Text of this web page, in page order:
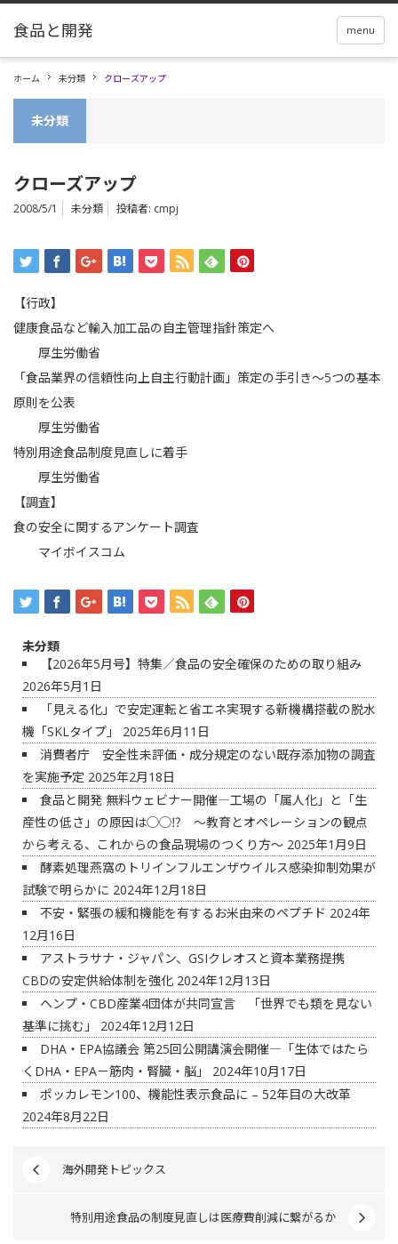
menu
ホーム 未分類 クローズアップ
未分類
クローズアップ
2008/5/1 未分類 投稿者: cmpj
【行政】
健康食品など輸入加工品の自主管理指針策定へ
厚生労働省
「食品業界の信頼性向上自主行動計画」策定の手引き～5つの基本
原則を公表
厚生労働省
特別用途食品制度見直しに着手
厚生労働省
【調査】
食の安全に関するアンケート調査
マイボイスコム
未分類
【2026年5月号】特集／食品の安全確保のための取り組み
2026年5月1日
「見える化」で安定運転と省エネ実現する新機構搭載の脱水
機「SKLタイプ」
2025年6月11日
消費者庁 安全性未評価・成分規定のない既存添加物の調査
を実施予定 2025年2月18日
食品と開発 無料ウェビナー開催―工場の「属人化」と「生
産性の低さ」の原因は◯◯⁉ ～教育とオペレーションの観点
から考える、これからの食品現場のつくり方～ 2025年1月9日
酵素処理燕窩のトリインフルエンザウイルス感染抑制効果が
試験で明らかに 2024年12月18日
不安・緊張の緩和機能を有するお米由来のペプチド 2024年
12月16日
アストラサナ・ジャパン、GSIクレオスと資本業務提携
CBDの安定供給体制を強化 2024年12月13日
ヘンプ・CBD産業4団体が共同宣言 「世界でも類を見ない
基準に挑む」
2024年12月12日
DHA・EPA協議会 第25回公開講演会開催―「生体ではたら
くDHA・EPA－筋肉・腎臓・脳」
2024年10月17日
ポッカレモン100、機能性表示食品に – 52年目の大改革
2024年8月22日
海外開発トピックス
特別用途食品の制度見直しは医療費削減に繋がるか